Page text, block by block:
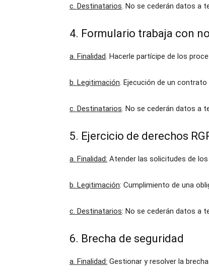
c. Destinatarios. No se cederán datos a
4. Formulario trabaja con
a. Finalidad. Hacerle partícipe de los
b. Legitimación. Ejecución de un
c. Destinatarios. No se cederán datos a
5. Ejercicio de derechos
a. Finalidad: Atender las solicitudes de
b. Legitimación: Cumplimiento de una
c. Destinatarios: No se cederán datos a
6. Brecha de seguridad
a. Finalidad: Gestionar y resolver la